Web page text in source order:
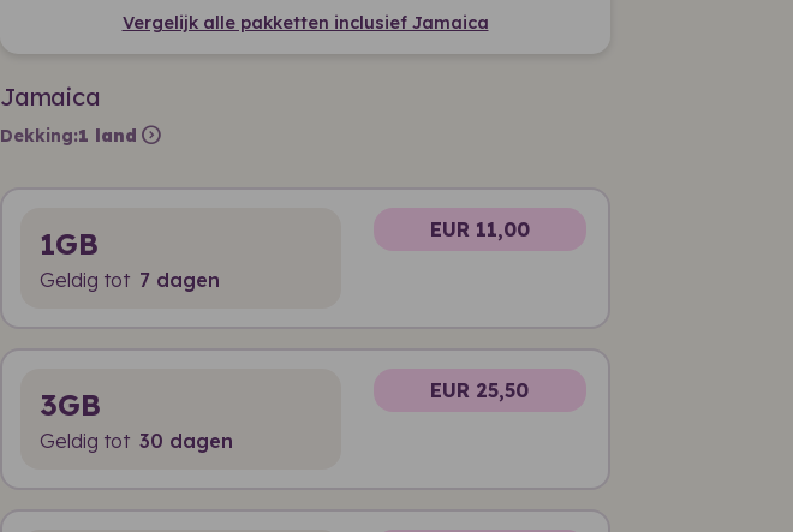
Vergelijk alle pakketten inclusief Jamaica
Jamaica
Dekking:1 land expand_circle_right
1GB
Geldig tot 7 dagen
EUR 11,00
3GB
Geldig tot 30 dagen
EUR 25,50